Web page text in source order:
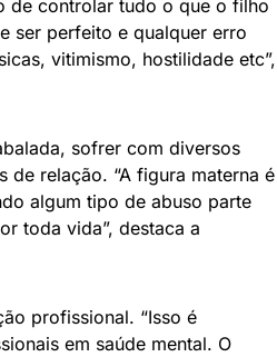
de controlar tudo o que o filho
ser perfeito e qualquer erro
vitimismo, hostilidade etc”,
sofrer com diversos
relação. “A figura materna é
algum tipo de abuso parte
toda vida”, destaca a
profissional. “Isso é
em saúde mental. O